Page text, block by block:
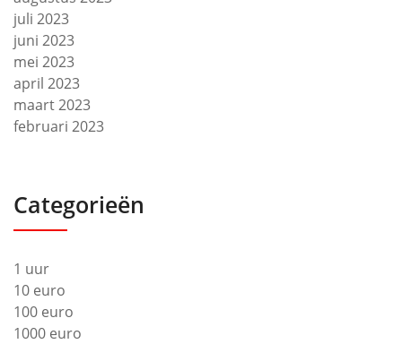
juli 2023
juni 2023
mei 2023
april 2023
maart 2023
februari 2023
Categorieën
1 uur
10 euro
100 euro
1000 euro